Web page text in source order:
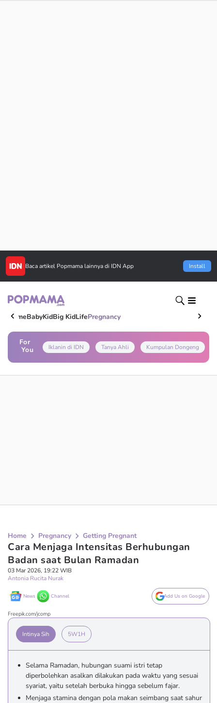
Baca artikel Popmama lainnya di IDN App Install
HomeBabyKidBig KidLifePregnancy
For
You
Iklanin di IDN Tanya Ahli Kumpulan Dongeng
Home Pregnancy Getting Pregnant
Cara Menjaga Intensitas Berhubungan
Badan saat Bulan Ramadan
03 Mar 2026, 19:22 WIB
Antonia Rucita Nurak
News Channel Add Us on Google
Freepik.com/jcomp
Intinya Sih 5W1H
Selama Ramadan, hubungan suami istri tetap
diperbolehkan asalkan dilakukan pada waktu yang sesuai
syariat, yaitu setelah berbuka hingga sebelum fajar.
Menjaga stamina dengan pola makan seimbang saat sahur